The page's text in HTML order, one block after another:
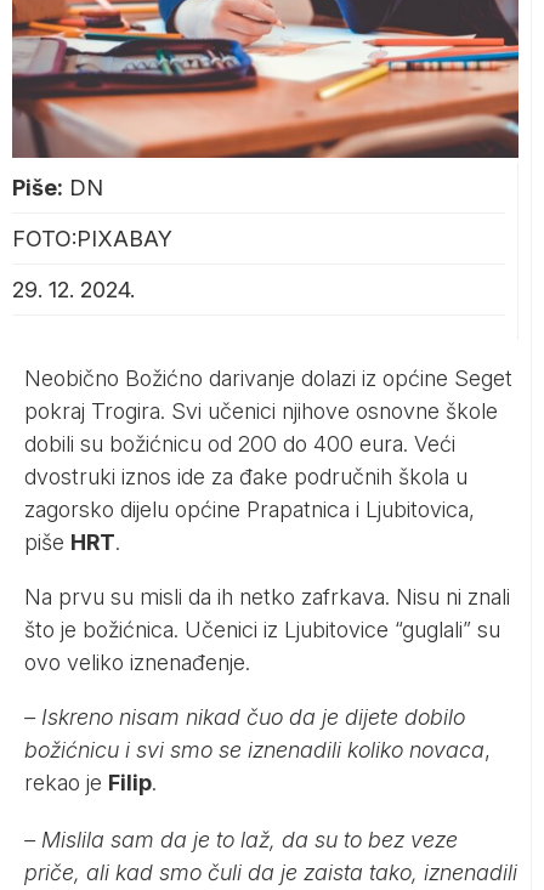
Piše: DN
FOTO:PIXABAY
29. 12. 2024.
Neobično Božićno darivanje dolazi iz općine Seget
pokraj Trogira. Svi učenici njihove osnovne škole
dobili su božićnicu od 200 do 400 eura. Veći
dvostruki iznos ide za đake područnih škola u
zagorsko dijelu općine Prapatnica i Ljubitovica,
piše HRT.
Na prvu su misli da ih netko zafrkava. Nisu ni znali
što je božićnica. Učenici iz Ljubitovice “guglali” su
ovo veliko iznenađenje.
– Iskreno nisam nikad čuo da je dijete dobilo
božićnicu i svi smo se iznenadili koliko novaca,
rekao je Filip.
– Mislila sam da je to laž, da su to bez veze
priče, ali kad smo čuli da je zaista tako, iznenadili